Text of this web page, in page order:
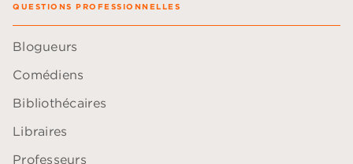
QUESTIONS PROFESSIONNELLES
Blogueurs
Comédiens
Bibliothécaires
Libraires
Professeurs